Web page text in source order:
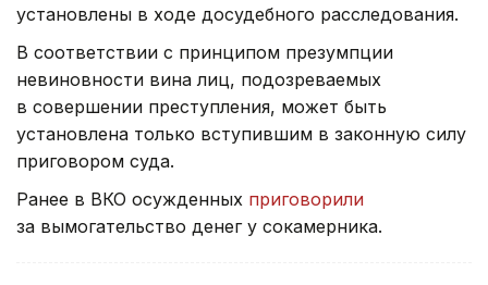
установлены в ходе досудебного расследования.
В соответствии с принципом презумпции
невиновности вина лиц, подозреваемых
в совершении преступления, может быть
установлена только вступившим в законную силу
приговором суда.
Ранее в ВКО осужденных приговорили
за вымогательство денег у сокамерника.